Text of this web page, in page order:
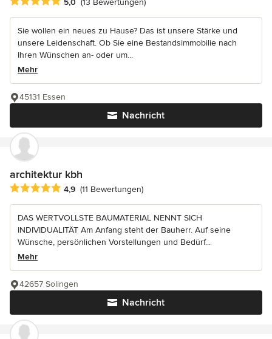
Sie wollen ein neues zu Hause? Das ist unsere Stärke und
unsere Leidenschaft. Ob Sie eine Bestandsimmobilie nach
Ihren Wünschen an- oder um...
Mehr
Nachricht
45131 Essen
architektur kbh
Durchschnittliche Bewertung: 4.9 von 5 Sternen
4,9 (11 Bewertungen)
DAS WERTVOLLSTE BAUMATERIAL NENNT SICH
INDIVIDUALITÄT Am Anfang steht der Bauherr. Auf seine
Wünsche, persönlichen Vorstellungen und Bedürf...
Mehr
Nachricht
42657 Solingen